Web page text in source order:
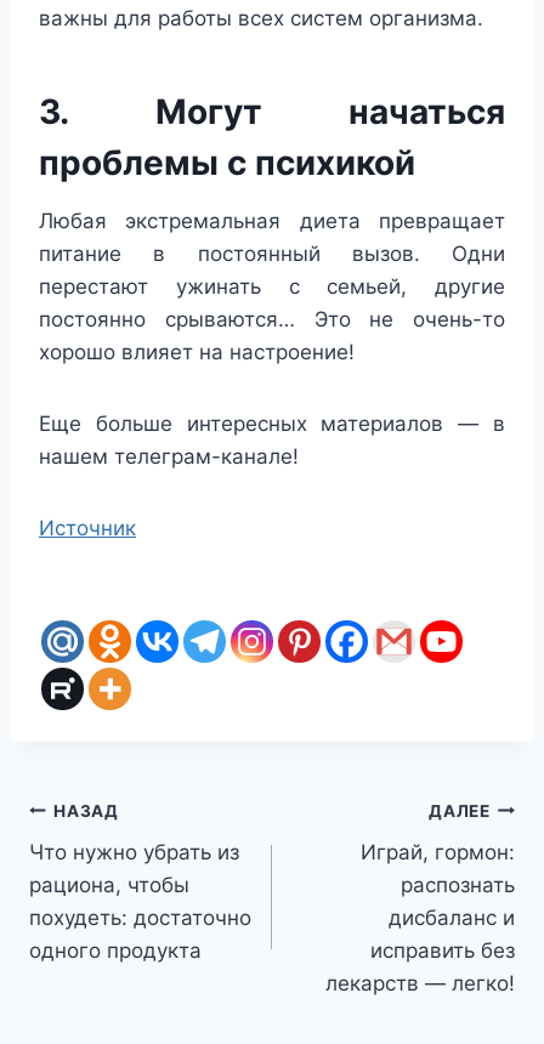
важны для работы всех систем организма.
3. Могут начаться
проблемы с психикой
Любая экстремальная диета превращает
питание в постоянный вызов. Одни
перестают ужинать с семьей, другие
постоянно срываются… Это не очень-то
хорошо влияет на настроение!
Еще больше интересных материалов — в
нашем телеграм-канале!
Источник
Навигация
по
записям
НАЗАД
Что нужно убрать из
рациона, чтобы
похудеть: достаточно
одного продукта
ДАЛЕЕ
Играй, гормон:
распознать
дисбаланс и
исправить без
лекарств — легко!